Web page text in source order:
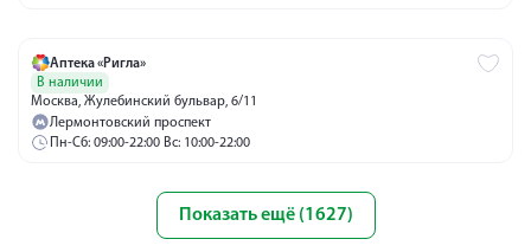
Аптека «Ригла»
В наличии
Москва, Жулебинский бульвар, 6/11
Лермонтовский проспект
Пн-Сб: 09:00-22:00 Вс: 10:00-22:00
Показать ещё (1627)